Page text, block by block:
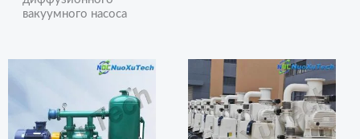
вакуумного насоса